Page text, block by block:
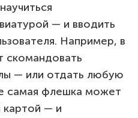
— и вводить
Например, в
скомандовать
— или отдать любую
самая флешка может
картой — и